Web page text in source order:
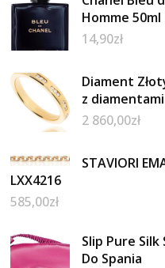
Homme 50ml
14,90zł
Diament
z
2 860,00zł
STAVIORI
LXX4216
585,00zł
Slip Pure Silk
Do Spania